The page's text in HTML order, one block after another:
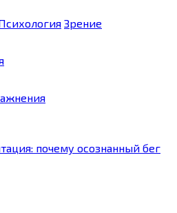
Зрение
почему осознанный бег